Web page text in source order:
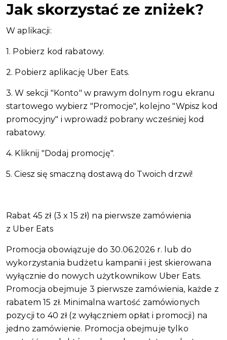
Jak skorzystać ze zniżek?
W aplikacji:
1. Pobierz kod rabatowy.
2. Pobierz aplikację Uber Eats.
3. W sekcji "Konto" w prawym dolnym rogu ekranu
startowego wybierz "Promocje", kolejno "Wpisz kod
promocyjny" i wprowadź pobrany wcześniej kod
rabatowy.
4. Kliknij "Dodaj promocję".
5. Ciesz się smaczną dostawą do Twoich drzwi!
Rabat 45 zł (3 x 15 zł) na pierwsze zamówienia
z Uber Eats
Promocja obowiązuje do 30.06.2026 r. lub do
wykorzystania budżetu kampanii i jest skierowana
wyłącznie do nowych użytkownikow Uber Eats.
Promocja obejmuje 3 pierwsze zamówienia, każde z
rabatem 15 zł. Minimalna wartość zamówionych
pozycji to 40 zł (z wyłączniem opłat i promocji) na
jedno zamówienie. Promocja obejmuje tylko